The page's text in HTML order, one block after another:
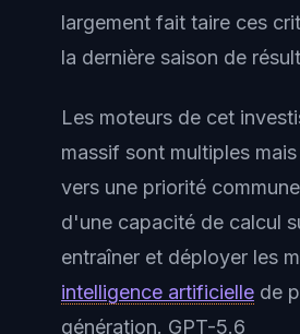
largement fait taire ces
la dernière saison de
Les moteurs de cet
massif sont multiples
vers une priorité
d'une capacité de calcul
entraîner et déployer les
intelligence artificielle de
génération. GPT-5.6